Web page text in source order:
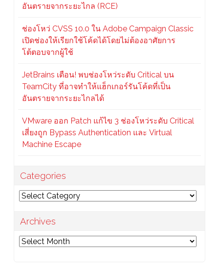
อันตรายจากระยะไกล (RCE)
ช่องโหว่ CVSS 10.0 ใน Adobe Campaign Classic
เปิดช่องให้เรียกใช้โค้ดได้โดยไม่ต้องอาศัยการ
โต้ตอบจากผู้ใช้
JetBrains เตือน! พบช่องโหว่ระดับ Critical บน
TeamCity ที่อาจทำให้แฮ็กเกอร์รันโค้ดที่เป็น
อันตรายจากระยะไกลได้
VMware ออก Patch แก้ไข 3 ช่องโหว่ระดับ Critical
เสี่ยงถูก Bypass Authentication และ Virtual
Machine Escape
Categories
Categories
Archives
Archives